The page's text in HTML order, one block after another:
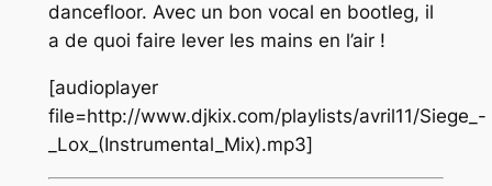
dancefloor. Avec un bon vocal en bootleg, il
a de quoi faire lever les mains en l’air !
[audioplayer
file=http://www.djkix.com/playlists/avril11/Siege_-
_Lox_(Instrumental_Mix).mp3]